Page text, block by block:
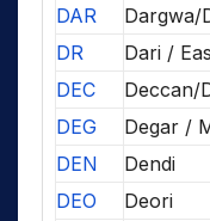
DAR
Dargwa/
DR
Dari /
DEC
Deccan/
DEG
Degar /
DEN
Dendi
DEO
Deori